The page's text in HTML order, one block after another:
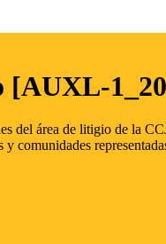
del área de litigio de la
comunidades